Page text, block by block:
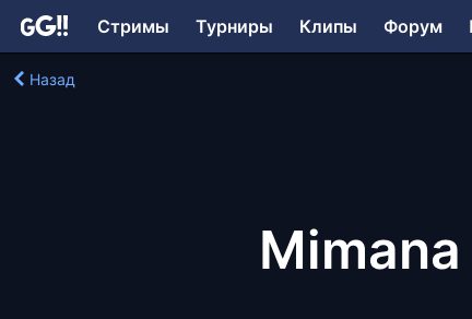
Стримы Турниры Клипы Форум
Назад